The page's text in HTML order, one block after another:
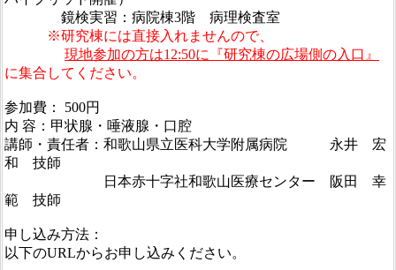
鏡検実習：病院棟3階 病理検査室
※研究棟には直接入れませんので、
現地参加の方は12:50に『研究棟の広場側の入口』
に集合してください。
参加費： 500円
内 容：甲状腺・唾液腺・口腔
講師・責任者：和歌山県立医科大学附属病院 永井 宏
和 技師
日本赤十字社和歌山医療センター 阪田 幸
範 技師
申し込み方法：
以下のURLからお申し込みください。